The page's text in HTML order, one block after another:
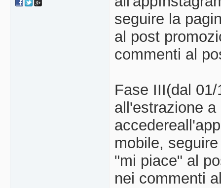
seguire la
al post
commenti al
Fase III(dal
all'estrazione
mobile,
"mi piace" al
nei commenti